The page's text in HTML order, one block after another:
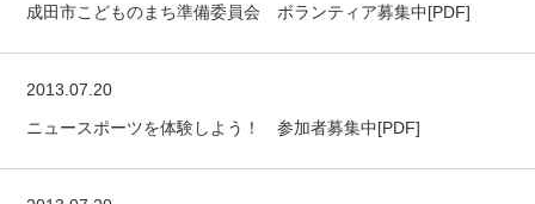
成田市こどものまち準備委員会 ボランティア募集中[PDF]
ニュースポーツを体験しよう！ 参加者募集中[PDF]
2013.07.20